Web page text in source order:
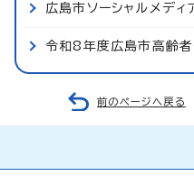
広島市ソーシャルメディ
令和8年度広島市高齢
前のページへ戻る